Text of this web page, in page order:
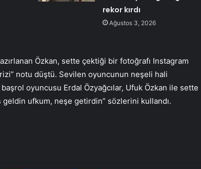
rekor kırdı
Ağustos 3, 2026
Özkan, sette çektiği bir fotoğrafı Instagram
notu düştü. Sevilen oyuncunun neşeli hali
oyuncusu Erdal Özyağcılar, Ufuk Özkan ile sette
geldin ufkum, neşe getirdin” sözlerini kullandı.